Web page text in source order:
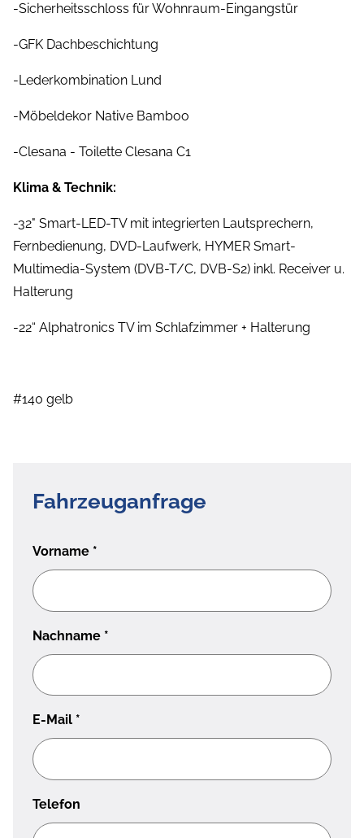
-Sicherheitsschloss für Wohnraum-Eingangstür
-GFK Dachbeschichtung
-Lederkombination Lund
-Möbeldekor Native Bamboo
-Clesana - Toilette Clesana C1
Klima & Technik:
-32" Smart-LED-TV mit integrierten Lautsprechern,
Fernbedienung, DVD-Laufwerk, HYMER Smart-
Multimedia-System (DVB-T/C, DVB-S2) inkl. Receiver u.
Halterung
-22“ Alphatronics TV im Schlafzimmer + Halterung
#140 gelb
Fahrzeuganfrage
Vorname *
Nachname *
E-Mail *
Telefon